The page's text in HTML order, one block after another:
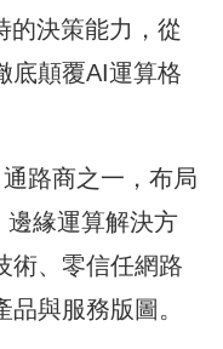
的決策能力，從
底顛覆AI運算格
路商之一，布局
緣運算解決方
術、零信任網路
與服務版圖。